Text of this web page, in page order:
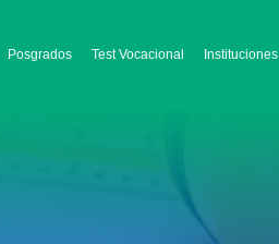
Posgrados Test Vocacional Instituciones